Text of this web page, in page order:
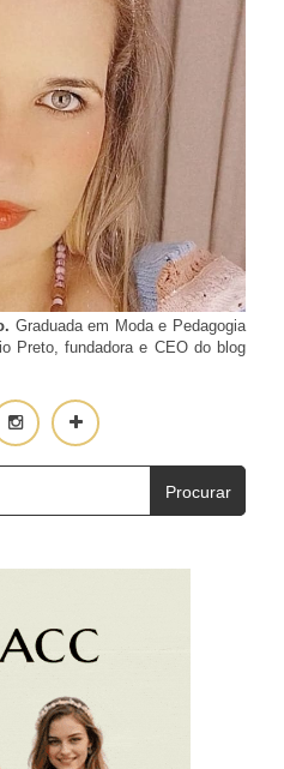
Graduada em Moda e Pedagogia
Preto, fundadora e CEO do blog
Procurar